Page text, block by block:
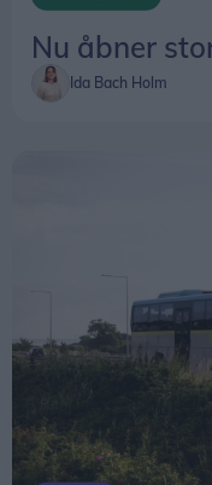
Nu åbner
Ida Bach Holm